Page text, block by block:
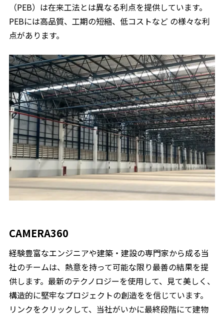
（PEB）は在来工法とは異なる利点を提供しています。
PEBには高品質、工期の短縮、低コストなど の様々な利
点があります。
CAMERA360
経験豊富なエンジニアや建築・建設の専門家から成る当
社のチームは、熱意を持って可能な限り最善の結果を提
供します。最新のテクノロジーを使用して、見て美しく、
構造的に堅牢なプロジェクトの創造をを信じています。
リンクをクリックして、当社がいかに最終段階にて建物